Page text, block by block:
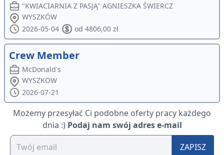
"KWIACIARNIA Z PASJĄ" AGNIESZKA ŚWIERCZ
WYSZKÓW
2026-05-04
od 4806,00 zł
Crew Member
McDonald's
WYSZKOW
2026-07-21
Możemy przesyłać Ci podobne oferty pracy każdego
dnia :) Podaj nam swój adres e-mail
ZAPISZ